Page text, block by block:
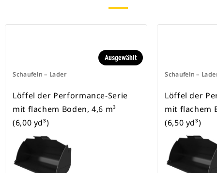
Schaufeln – Lader
Ausgewählt
Löffel der Performance-Serie
mit flachem Boden, 4,6 m³
(6,00 yd³)
Schaufeln –
Löffel der
mit flachem
(6,50 yd³)